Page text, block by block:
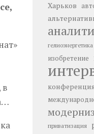
Харьков
гелиоэнергетика
изобретение
приватизация